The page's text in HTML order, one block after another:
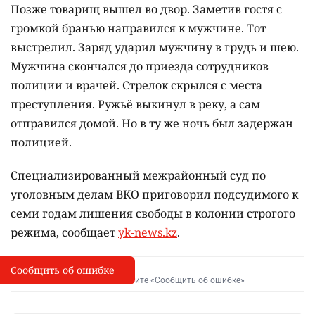
Позже товарищ вышел во двор. Заметив гостя с
громкой бранью направился к мужчине. Тот
выстрелил. Заряд ударил мужчину в грудь и шею.
Мужчина скончался до приезда сотрудников
полиции и врачей. Стрелок скрылся с места
преступления. Ружьё выкинул в реку, а сам
отправился домой. Но в ту же ночь был задержан
полицией.
Специализированный межрайонный суд по
уголовным делам ВКО приговорил подсудимого к
семи годам лишения свободы в колонии строгого
режима, сообщаетyk-news.kz.
I
Сообщить об опечатке
Выделите фрагмент и нажмите «Сообщить об ошибке»
Сообщить об ошибке